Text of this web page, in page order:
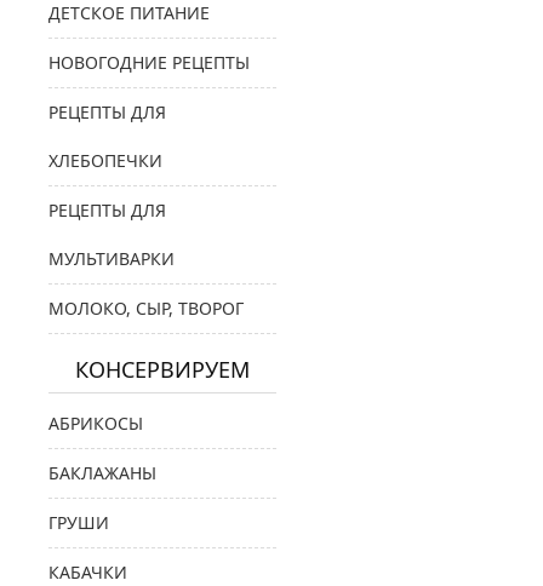
ДЕТСКОЕ ПИТАНИЕ
НОВОГОДНИЕ РЕЦЕПТЫ
РЕЦЕПТЫ ДЛЯ
ХЛЕБОПЕЧКИ
РЕЦЕПТЫ ДЛЯ
МУЛЬТИВАРКИ
МОЛОКО, СЫР, ТВОРОГ
КОНСЕРВИРУЕМ
АБРИКОСЫ
БАКЛАЖАНЫ
ГРУШИ
КАБАЧКИ